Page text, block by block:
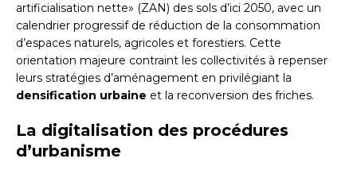
artificialisation nette» (ZAN) des sols d’ici 2050, avec un
calendrier progressif de réduction de la consommation
d’espaces naturels, agricoles et forestiers. Cette
orientation majeure contraint les collectivités à repenser
leurs stratégies d’aménagement en privilégiant la
densification urbaine et la reconversion des friches.
La digitalisation des procédures
d’urbanisme